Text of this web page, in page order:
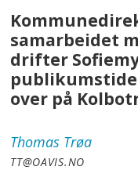
samarbeidet
drifter
over på
Thomas Trøa
TT@OAVIS.NO